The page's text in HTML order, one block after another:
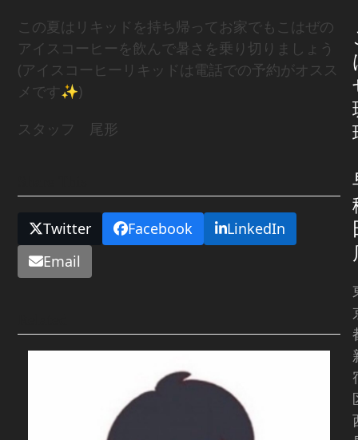
この夏はリキッドを持ち帰ってお家でもこはぜの
アイスコーヒーを飲んで暑さを乗り切りましょう
(アイスコーヒーリキッドは電話での予約がオスス
メです✨)
スタッフ 尾形
Twitter Facebook
LinkedIn
Email